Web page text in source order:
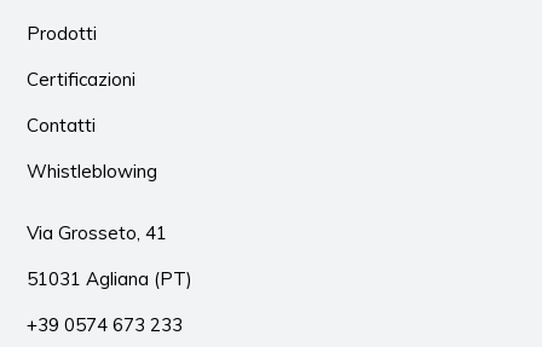
Via Grosseto, 41
51031 Agliana (PT)
+39 0574 673 233
Prodotti
Certificazioni
Contatti
Whistleblowing